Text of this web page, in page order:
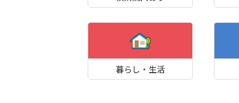
暮らし・生活